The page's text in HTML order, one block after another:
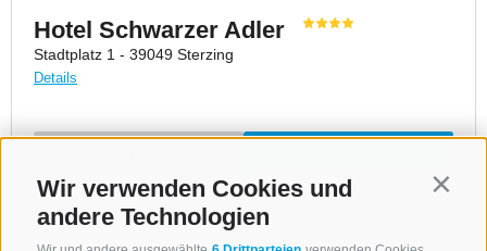
Wir verwenden Cookies und
andere Technologien